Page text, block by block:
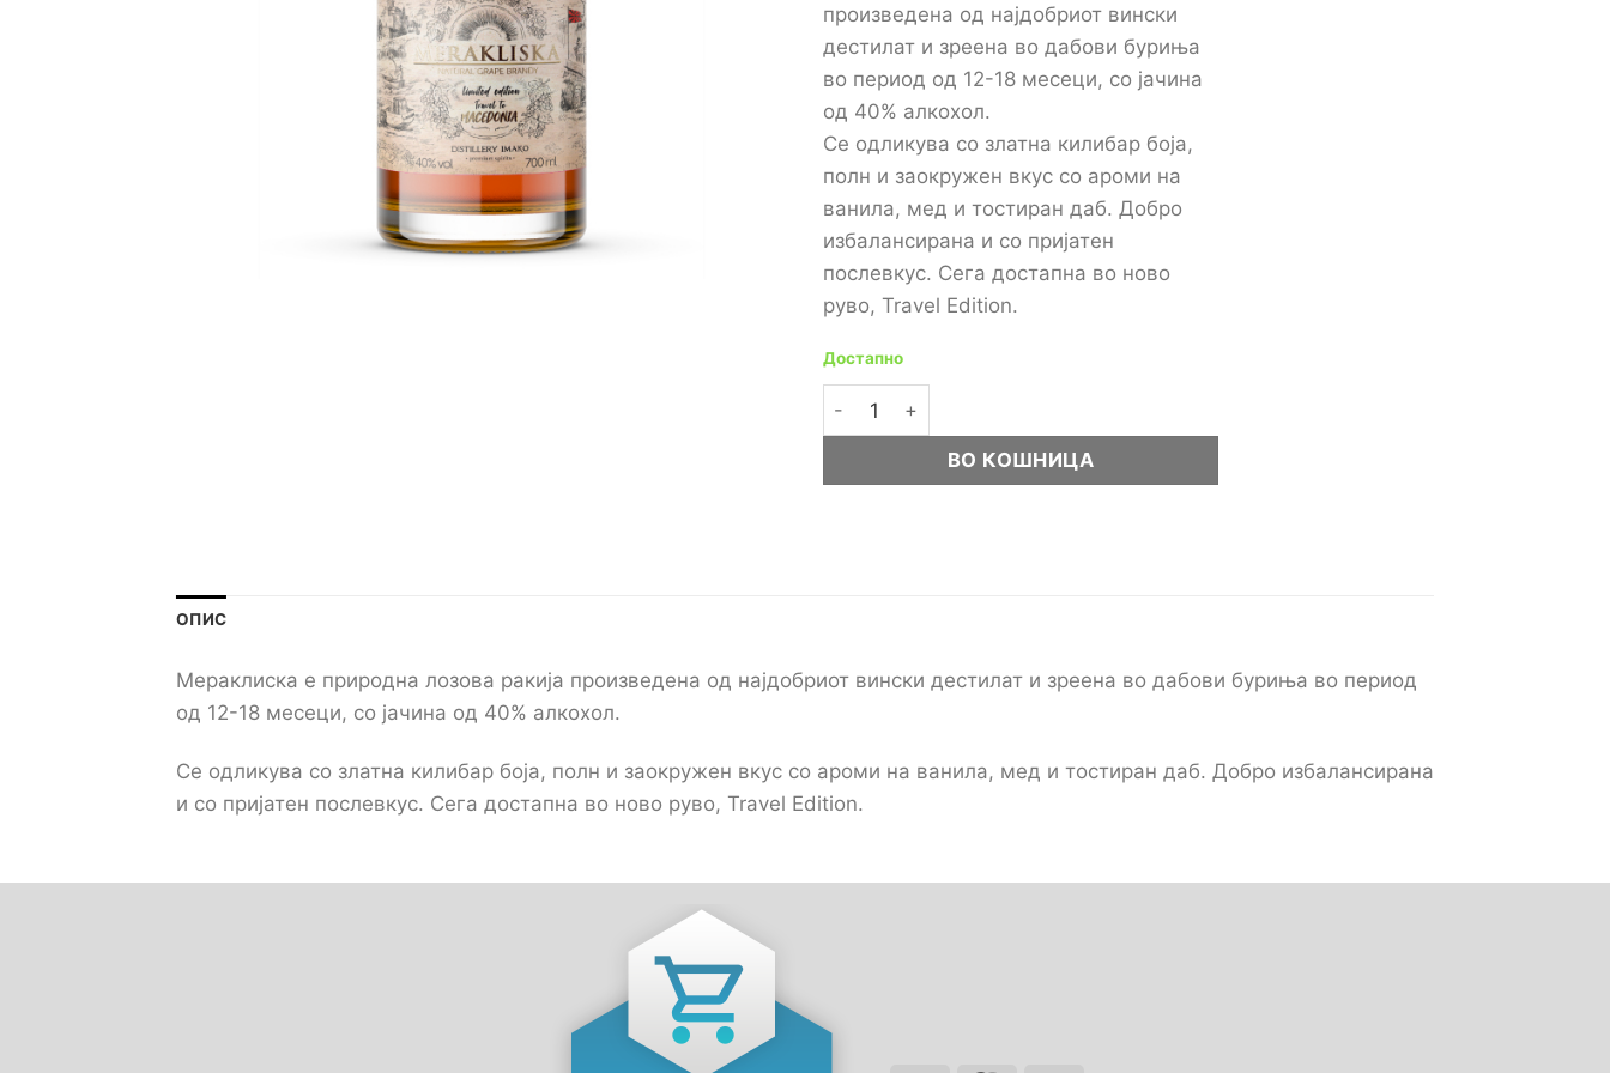
произведена од најдобриот вински
дестилат и зреена во дабови буриња
во период од 12-18 месеци, со јачина
од 40% алкохол.
Се одликува со златна килибар боја,
полн и заокружен вкус со ароми на
ванила, мед и тостиран даб. Добро
избалансирана и со пријатен
послевкус. Сега достапна во ново
руво, Travel Edition.
Достапно
Ракија Imako Merakliska Travel Edition lozova zolta 0,7L количина
ВО КОШНИЦА
ОПИС
Мераклиска е природна лозова ракија произведена од најдобриот вински дестилат и зреена во дабови буриња во период
од 12-18 месеци, со јачина од 40% алкохол.
Се одликува со златна килибар боја, полн и заокружен вкус со ароми на ванила, мед и тостиран даб. Добро избалансирана
и со пријатен послевкус. Сега достапна во ново руво, Travel Edition.